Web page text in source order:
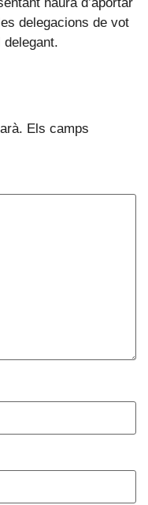
delegacions de vot
delegant.
Els camps